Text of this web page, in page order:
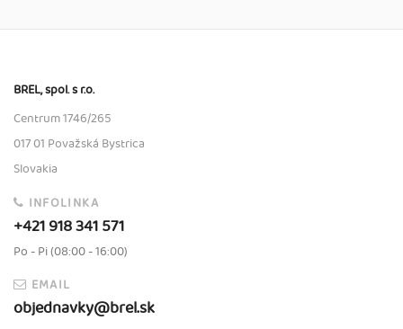
BREL, spol. s r.o.
Centrum 1746/265
017 01 Považská Bystrica
Slovakia
INFOLINKA
+421 918 341 571
Po - Pi (08:00 - 16:00)
EMAIL
objednavky@brel.sk